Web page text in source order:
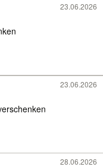
23.06.2026
23.06.2026
28.06.2026